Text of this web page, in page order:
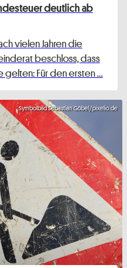
deutlich ab
vielen Jahren die
beschloss, dass
gelten: Für den ersten …
Symbolbild Sebastian Göbel/pixelio.de